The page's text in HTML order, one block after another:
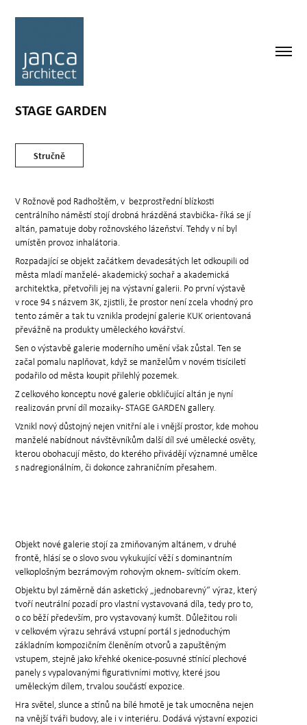
STAGE GARDEN
Stručně
V Rožnově pod Radhoštěm, v bezprostřední blízkosti
centrálního náměstí stojí drobná hrázděná stavbička- říká se jí
altán, pamatuje doby rožnovského lázeňství. Tehdy v ní byl
umístěn provoz inhalátoria.
Rozpadající se objekt začátkem devadesátých let odkoupili od
města mladí manželé- akademický sochař a akademická
architektka, přetvořili jej na výstavní galerii. Po první výstavě
v roce 94 s názvem 3K, zjistili, že prostor není zcela vhodný pro
tento záměr a tak tu vznikla prodejní galerie KUK orientovaná
převážně na produkty uměleckého kovářství.
Sen o výstavbě galerie moderního umění však zůstal. Ten se
začal pomalu naplňovat, když se manželům v novém tisíciletí
podařilo od města koupit přilehlý pozemek.
Z celkového konceptu nové galerie obkličující altán je nyní
realizován první díl mozaiky- STAGE GARDEN gallery.
Vznikl nový důstojný nejen vnitřní ale i vnější prostor, kde mohou
manželé nabídnout návštěvníkům další díl své umělecké osvěty,
kterou obohacují město, do kterého přivádějí významné umělce
s nadregionálním, či dokonce zahraničním přesahem.
Objekt nové galerie stojí za zmiňovaným altánem, v druhé
frontě, hlásí se o slovo svou vykukující věží s dominantním
velkoplošným bezrámovým rohovým oknem- svítícím okem.
Objektu byl záměrně dán asketický „jednobarevný“ výraz, který
tvoří neutrální pozadí pro vlastní vystavovaná díla, tedy pro to,
o co běží především, pro vystavovaný kumšt. Důležitou roli
v celkovém výrazu sehrává vstupní portál s jednoduchým
základním kompozičním členěním otvorů a zapuštěným
vstupem, stejně jako křehké okenice-posuvné stínící plechové
panely s vypalovanými figurativními motivy, které jsou
uměleckým dílem, trvalou součástí expozice.
Hra světel, slunce a stínů na bílé hmotě je tak umocněna nejen
na vnější tváři budovy, ale i v interiéru. Dodává výstavní expozici